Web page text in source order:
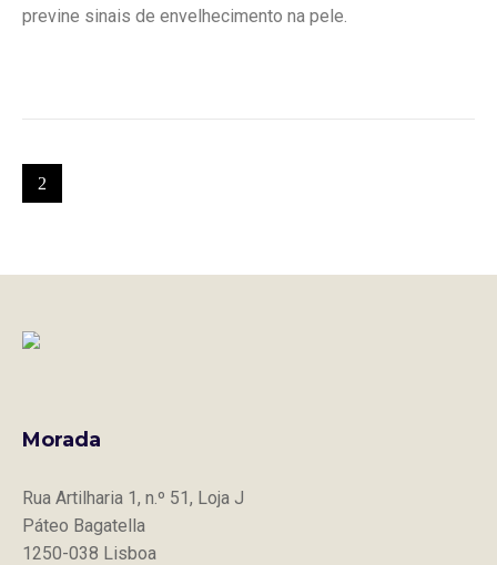
previne sinais de envelhecimento na pele.
Morada
Rua Artilharia 1, n.º 51, Loja J
Páteo Bagatella
1250-038 Lisboa